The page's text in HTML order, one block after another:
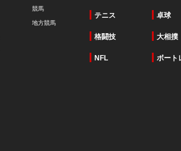
競馬
地方競馬
テニス 卓球
格闘技 大相撲
NFL ボート